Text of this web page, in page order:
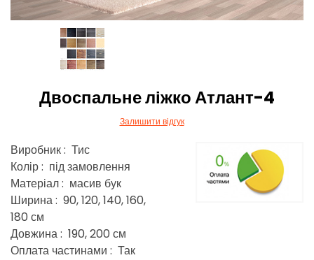
Двоспальне ліжко Атлант-4
Залишити відгук
Виробник : Тис
Колір : під замовлення
Матеріал : масив бук
Ширина : 90, 120, 140, 160,
180 см
Довжина : 190, 200 см
Оплата частинами : Так